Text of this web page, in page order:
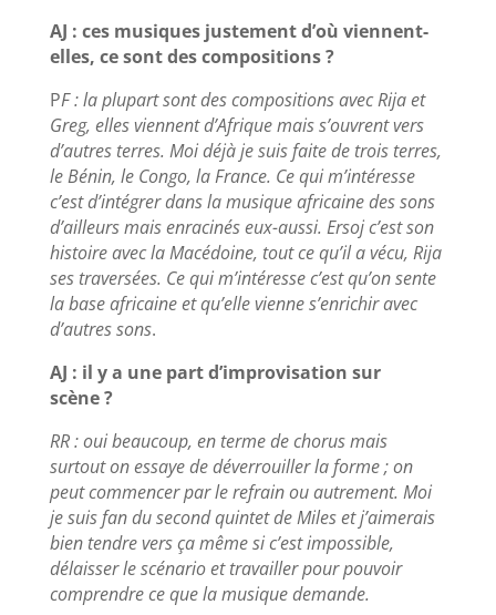
AJ : ces musiques justement d’où viennent-
elles, ce sont des compositions ?
PF : la plupart sont des compositions avec Rija et
Greg, elles viennent d’Afrique mais s’ouvrent vers
d’autres terres. Moi déjà je suis faite de trois terres,
le Bénin, le Congo, la France. Ce qui m’intéresse
c’est d’intégrer dans la musique africaine des sons
d’ailleurs mais enracinés eux-aussi. Ersoj c’est son
histoire avec la Macédoine, tout ce qu’il a vécu, Rija
ses traversées. Ce qui m’intéresse c’est qu’on sente
la base africaine et qu’elle vienne s’enrichir avec
d’autres sons.
AJ : il y a une part d’improvisation sur
scène ?
RR : oui beaucoup, en terme de chorus mais
surtout on essaye de déverrouiller la forme ; on
peut commencer par le refrain ou autrement. Moi
je suis fan du second quintet de Miles et j’aimerais
bien tendre vers ça même si c’est impossible,
délaisser le scénario et travailler pour pouvoir
comprendre ce que la musique demande.